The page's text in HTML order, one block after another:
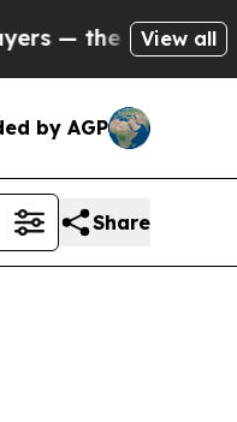
Chance to Cash
View all
by AGP
Share